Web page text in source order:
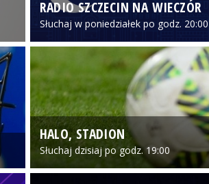
RADIO SZCZECIN NA WIECZÓR
Słuchaj w poniedziałek po godz. 20:00
HALO, STADION
Słuchaj dzisiaj po godz. 19:00